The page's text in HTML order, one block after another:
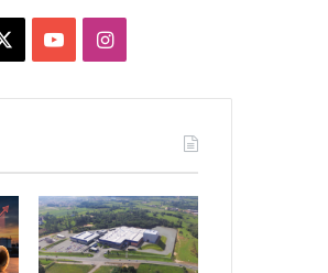
YouTubeInstagram